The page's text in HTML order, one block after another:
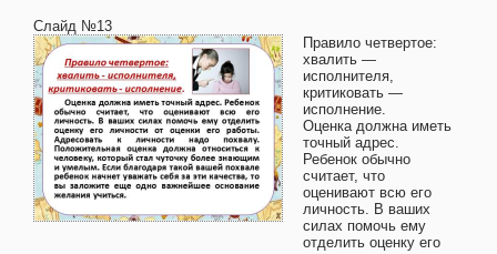
Слайд №13
Правило четвертое:
хвалить —
исполнителя,
критиковать —
исполнение.
Оценка должна иметь
точный адрес.
Ребенок обычно
считает, что
оценивают всю его
личность. В ваших
силах помочь ему
отделить оценку его